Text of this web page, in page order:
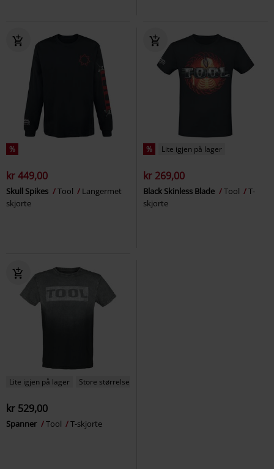
%
kr 449,00
Skull Spikes Tool
Langermet
skjorte
% Lite igjen på lager
kr 269,00
Black Skinless Blade Tool
T-
skjorte
Lite igjen på lager Store størrelser
kr 529,00
Spanner Tool T-skjorte